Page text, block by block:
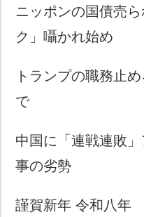
ニッポンの国債売
ク」囁かれ始め
トランプの職務止
で
中国に「連戦連敗
事の劣勢
謹賀新年 令和八年